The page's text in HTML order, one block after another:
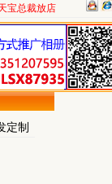
宝总裁放店
定制